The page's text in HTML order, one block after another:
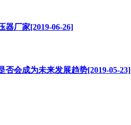
器厂家[2019-06-26]
会成为未来发展趋势[2019-05-23]